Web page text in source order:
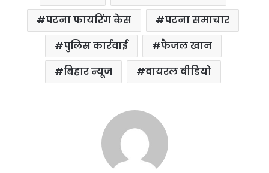
पटना फायरिंग केस
पटना समाचार
पुलिस कार्रवाई
फैजल खान
बिहार न्यूज
वायरल वीडियो